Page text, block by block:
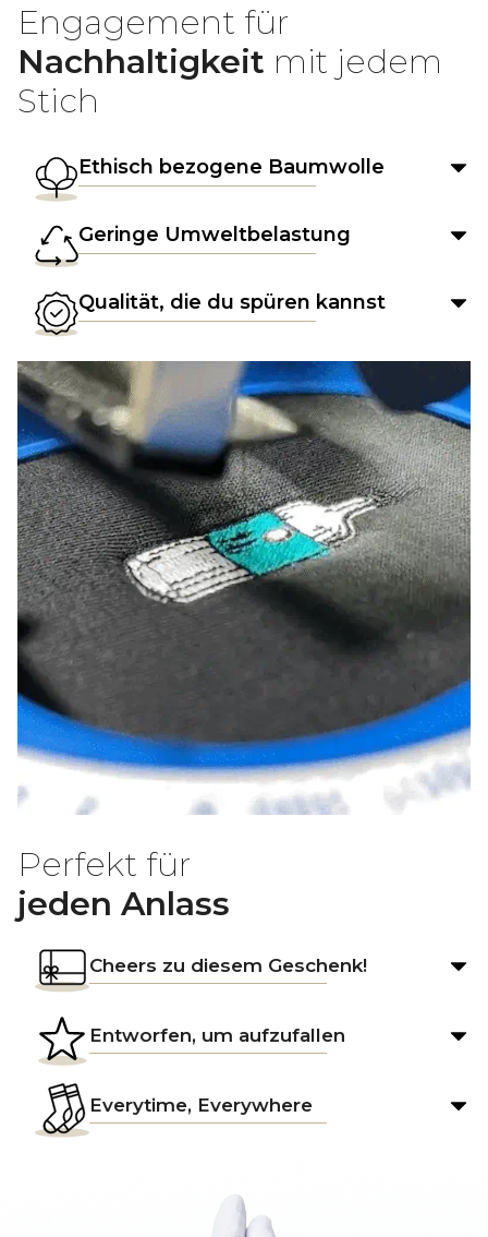
Engagement für
Nachhaltigkeit mit jedem
Stich
Ethisch bezogene Baumwolle
Geringe Umweltbelastung
Qualität, die du spüren kannst
Perfekt für
jeden Anlass
Cheers zu diesem Geschenk!
Entworfen, um aufzufallen
Everytime, Everywhere